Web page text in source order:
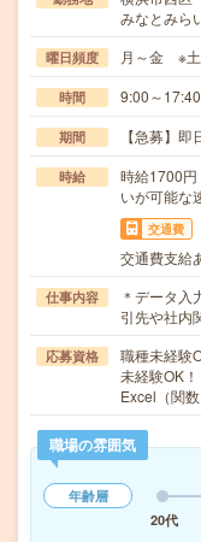
みなとみら
曜日頻度 月～金 ※
時間 9:00～
期間 【急募】
時給
時給1700
いが可能な
交通費
交通費支給
仕事内容
＊データ入
引先や社内
応募資格
職種未経験
未経験OK
Excel（関
職場の雰囲気
年齢層
20代